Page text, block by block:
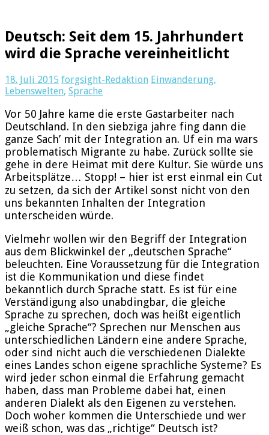
Deutsch: Seit dem 15. Jahrhundert
wird die Sprache vereinheitlicht
18. Juli 2015 forgsight-Redaktion Einwanderung,
Lebenswelten, Sprache
Vor 50 Jahre kame die erste Gastarbeiter nach
Deutschland. In den siebziga jahre fing dann die
ganze Sach’ mit der Integration an. Uf ein ma wars
problematisch Migrante zu habe. Zurück sollte sie
gehe in dere Heimat mit dere Kultur. Sie würde uns
Arbeitsplätze… Stopp! – hier ist erst einmal ein Cut
zu setzen, da sich der Artikel sonst nicht von den
uns bekannten Inhalten der Integration
unterscheiden würde.
Vielmehr wollen wir den Begriff der Integration
aus dem Blickwinkel der „deutschen Sprache“
beleuchten. Eine Voraussetzung für die Integration
ist die Kommunikation und diese findet
bekanntlich durch Sprache statt. Es ist für eine
Verständigung also unabdingbar, die gleiche
Sprache zu sprechen, doch was heißt eigentlich
„gleiche Sprache“? Sprechen nur Menschen aus
unterschiedlichen Ländern eine andere Sprache,
oder sind nicht auch die verschiedenen Dialekte
eines Landes schon eigene sprachliche Systeme? Es
wird jeder schon einmal die Erfahrung gemacht
haben, dass man Probleme dabei hat, einen
anderen Dialekt als den Eigenen zu verstehen.
Doch woher kommen die Unterschiede und wer
weiß schon, was das „richtige“ Deutsch ist?